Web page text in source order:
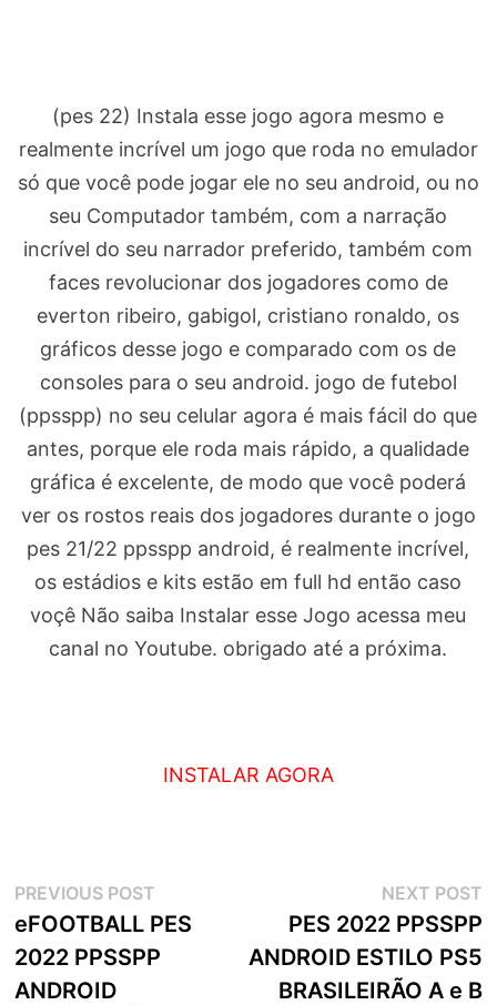
(pes 22) Instala esse jogo agora mesmo e
realmente incrível um jogo que roda no emulador
só que você pode jogar ele no seu android, ou no
seu Computador também, com a narração
incrível do seu narrador preferido, também com
faces revolucionar dos jogadores como de
everton ribeiro, gabigol, cristiano ronaldo, os
gráficos desse jogo e comparado com os de
consoles para o seu android. jogo de futebol
(ppsspp) no seu celular agora é mais fácil do que
antes, porque ele roda mais rápido, a qualidade
gráfica é excelente, de modo que você poderá
ver os rostos reais dos jogadores durante o jogo
pes 21/22 ppsspp android, é realmente incrível,
os estádios e kits estão em full hd então caso
voçê Não saiba Instalar esse Jogo acessa meu
canal no Youtube. obrigado até a próxima.
INSTALAR AGORA
Navegação
de
artigos
PREVIOUS POSTPrevious
post:
eFOOTBALL PES
2022 PPSSPP
ANDROID
NEXT POST
PES 2022 PPSSPP
ANDROID ESTILO PS5
BRASILEIRÃO A e B